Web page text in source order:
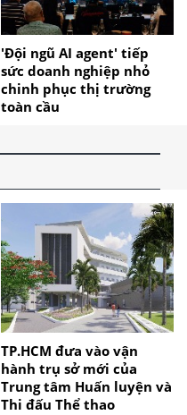
'Đội ngũ AI agent' tiếp
sức doanh nghiệp nhỏ
chinh phục thị trường
toàn cầu
TP.HCM đưa vào vận
hành trụ sở mới của
Trung tâm Huấn luyện và
Thi đấu Thể thao